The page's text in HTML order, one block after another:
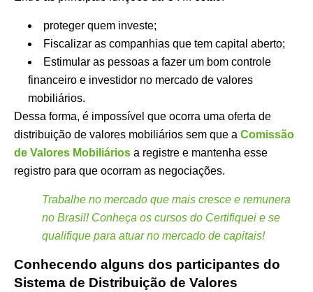
proteger quem investe;
Fiscalizar as companhias que tem capital aberto;
Estimular as pessoas a fazer um bom controle
financeiro e investidor no mercado de valores
mobiliários.
Dessa forma, é impossível que ocorra uma oferta de
distribuição de valores mobiliários sem que a Comissão
de Valores Mobiliários a registre e mantenha esse
registro para que ocorram as negociações.
Trabalhe no mercado que mais cresce e remunera
no Brasil! Conheça os cursos do Certifiquei e se
qualifique para atuar no mercado de capitais!
Conhecendo alguns dos participantes do
Sistema de Distribuição de Valores